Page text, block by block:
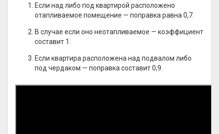
Если над либо под квартирой расположено
отапливаемое помещение — поправка равна 0,7.
В случае если оно неотапливаемое — коэффициент
составит 1.
Если квартира расположена над подвалом либо
под чердаком — поправка составит 0,9.